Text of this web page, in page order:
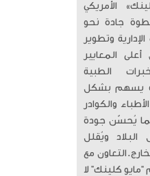
الأمريكي
جادة نحو
وتطوير
المعايير
الطبية
يسهم بشكل
والكوادر
مما يُحسّن جودة
البلاد ويُقلل
​التعاون مع
كلينك” لا